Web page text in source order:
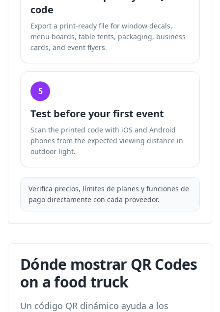
code
Export a print-ready file for window decals,
menu boards, table tents, packaging, business
cards, and event flyers.
5
Test before your first event
Scan the printed code with iOS and Android
phones from the expected viewing distance in
outdoor light.
Verifica precios, límites de planes y funciones de
pago directamente con cada proveedor.
Dónde mostrar QR Codes
on a food truck
Un código QR dinámico ayuda a los